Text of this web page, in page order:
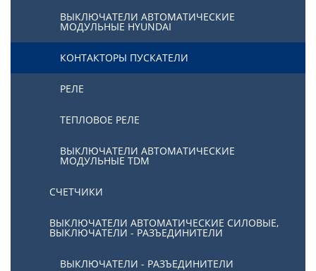
ВЫКЛЮЧАТЕЛИ АВТОМАТИЧЕСКИЕ
МОДУЛЬНЫЕ HYUNDAI
КОНТАКТОРЫ ПУСКАТЕЛИ
РЕЛЕ
ТЕПЛОВОЕ РЕЛЕ
ВЫКЛЮЧАТЕЛИ АВТОМАТИЧЕСКИЕ
МОДУЛЬНЫЕ TDM
СЧЕТЧИКИ
ВЫКЛЮЧАТЕЛИ АВТОМАТИЧЕСКИЕ СИЛОВЫЕ,
ВЫКЛЮЧАТЕЛИ - РАЗЪЕДИНИТЕЛИ
ВЫКЛЮЧАТЕЛИ - РАЗЪЕДИНИТЕЛИ